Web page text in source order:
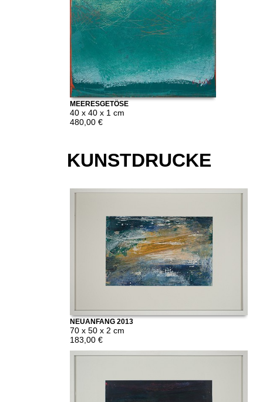
MEERESGETÖSE
40 x 40 x 1 cm
480,00 €
KUNSTDRUCKE
NEUANFANG 2013
70 x 50 x 2 cm
183,00 €